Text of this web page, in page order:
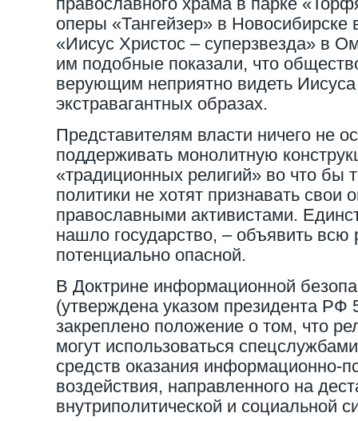
оперы «Тангейзер» в Новосибирске
«Иисус Христос – суперзвезда» в
им подобные показали, что
верующим неприятно видеть
экстравагантных образах.
Представителям власти ничего не
поддерживать монолитную
«традиционных религий» во что бы
политики не хотят признавать свои
православными активистами.
нашло государство, – объявить всю
потенциально опасной.
В Доктрине информационной
(утверждена указом президента РФ
закреплено положение о том, что
могут использоваться
средств оказания информационно-
воздействия, направленного на
внутриполитической и социальной